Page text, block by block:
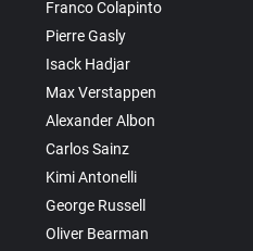
Franco Colapinto
Pierre Gasly
Isack Hadjar
Max Verstappen
Alexander Albon
Carlos Sainz
Kimi Antonelli
George Russell
Oliver Bearman